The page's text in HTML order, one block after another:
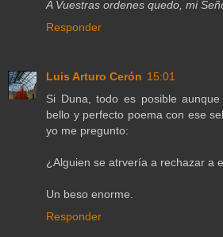
A Vuestras ordenes quedo, mi
Responder
Luis Arturo Cerón 15:01
Si Duna, todo es posible
bello y perfecto poema con ese
yo me pregunto:
¿Alguien se atrvería a rechazar a
Un beso enorme.
Responder